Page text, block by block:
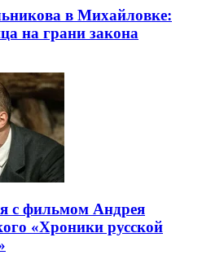
в Михайловке:
на грани закона
с фильмом Андрея
«Хроники русской